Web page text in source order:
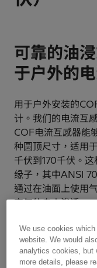
可靠的油
于户外的
用于户外安装的
计。我们的电流互
COF电流互感器能
种圆顶尺寸，适用
千伏到170千伏。
缘子，其中ANSI
通过在油面上使用
空气的自由渗透。
COF在服务中表现
业平均水平。这种
北极气候。
We use cookies
website. We would
analytics cookies, but
more details, please